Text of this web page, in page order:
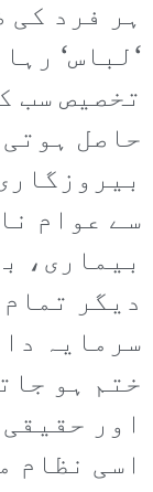
ہر فرد
‘لباس‘
تخصیص سب
حاصل
سے عوام
بیماری،
دیگر
سرمایہ
ختم ہو
اور
اسی نظام